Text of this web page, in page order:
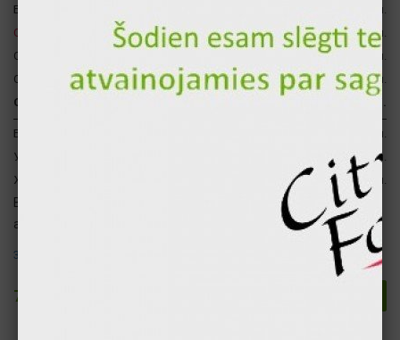
Болгарский перец
4 ккал.
Свежий огурец
17 гр
3 ккал.
Свежий помидор
17 гр
3 ккал.
Салат Айсберг
15 гр
2 ккал.
Сумма за 1 шт.
Белки
132 ккал.
Углеводы
166 ккал.
Жиры
39 гр 354 ккал.
Внимание ! В этом продукте присутствуют следующие
аллергены :
3. Яйца и их продукты.
7.70 €